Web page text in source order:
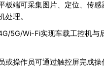
板端可采集图片、定位、传感
处理。
5G/Wi-Fi实现车载工控机与
或操作员可通过触控屏完成操